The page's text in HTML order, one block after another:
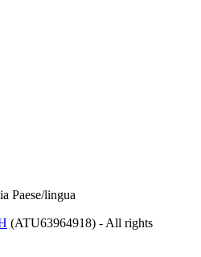
Paese/lingua
(ATU63964918) - All rights